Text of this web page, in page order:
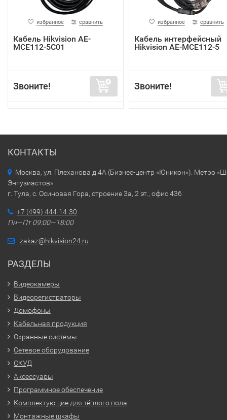
избранное сравнить
Кабель Hikvision AE-
MCE112-5C01
Звоните!
избранное сравнить
Кабель интерфейсный
Hikvision AE-MCE112-5
Звоните!
КОНТАКТЫ
Москва, ул. Плеханова д.4А (Бизнес-центр «Юникон»). Метро
Энтузиастов»
г. Тула, с. Осиновая Гора, строение 3а, 2 эт., офис 436
+7 (499) 444-14-30
Пн—Пт 09:00—18:00
zakaz@hikvision24.ru
РАЗДЕЛЫ
Видеокамеры
Видеорегистраторы
Домофоны
Кабельная продукция
Охранные системы
Сетевое оборудование
СКУД
Аксессуары
Программное обеспечение
Комплектующие для тёплого пола
Монтажные шкафы